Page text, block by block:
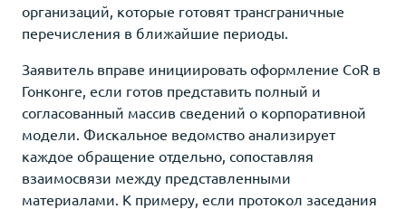
организаций, которые готовят трансграничные
перечисления в ближайшие периоды.
Заявитель вправе инициировать оформление CoR в
Гонконге, если готов представить полный и
согласованный массив сведений о корпоративной
модели. Фискальное ведомство анализирует
каждое обращение отдельно, сопоставляя
взаимосвязи между представленными
материалами. К примеру, если протокол заседания